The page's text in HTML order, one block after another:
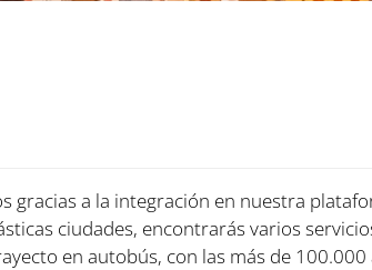
gracias a la integración en nuestra
ciudades, encontrarás varios
en autobús, con las más de